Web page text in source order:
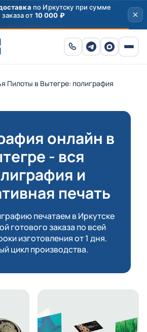
₽на первый заказ от 3000 ₽ по
промокоду
ПРИВЕТ
Пилоты в Вытегре: полиграфия
онлайн в
- вся
и
печать
печатаем в Иркутске
готового заказа по всей
изготовления от 1 дня.
цикл производства.